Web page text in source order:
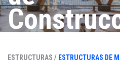
con
ESTRUCTURAS / ESTRUCTURAS DE